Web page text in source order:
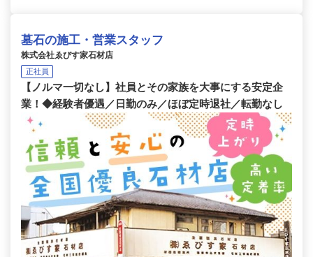
墓石の施工・営業スタッフ
株式会社ゑびす家石材店
正社員
【ノルマ一切なし】社員とその家族を大事にする安定企
業！◆経験者優遇／日勤のみ／ほぼ定時退社／転勤なし